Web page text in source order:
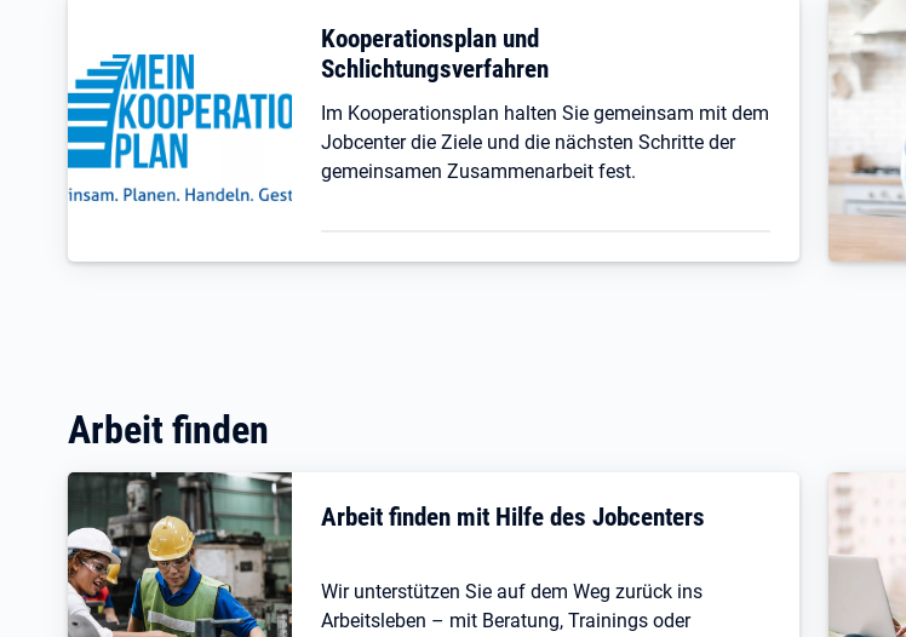
Kooperationsplan und
Schlichtungsverfahren
Im Kooperationsplan halten Sie gemeinsam mit dem
Jobcenter die Ziele und die nächsten Schritte der
gemeinsamen Zusammenarbeit fest.
Arbeit finden
Arbeit finden mit Hilfe des Jobcenters
Wir unterstützen Sie auf dem Weg zurück ins
Arbeitsleben – mit Beratung, Trainings oder